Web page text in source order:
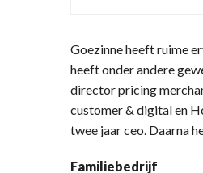
Goezinne heeft ruime
heeft onder andere
director pricing
customer & digital en
twee jaar ceo. Daarna
Familiebedrijf